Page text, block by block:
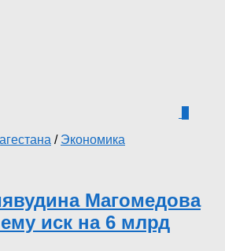
/ Экономика
Магомедова
иск на 6 млрд